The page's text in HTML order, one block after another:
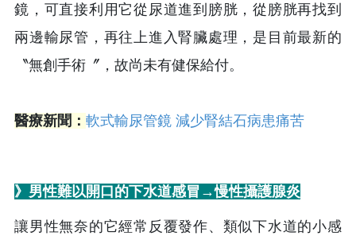
鏡，可直接利用它從尿道進到膀胱，從膀胱再找到
兩邊輸尿管，再往上進入腎臟處理，是目前最新的
〝無創手術〞，故尚未有健保給付。
醫療新聞： 軟式輸尿管鏡 減少腎結石病患痛苦
》男性難以開口的下水道感冒→慢性攝護腺炎
讓男性無奈的它經常反覆發作、類似下水道的小感